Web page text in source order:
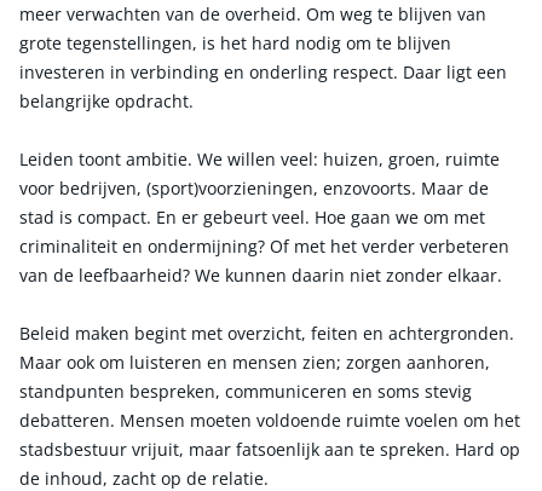
meer verwachten van de overheid. Om weg te blijven van
grote tegenstellingen, is het hard nodig om te blijven
investeren in verbinding en onderling respect. Daar ligt een
belangrijke opdracht.
Leiden toont ambitie. We willen veel: huizen, groen, ruimte
voor bedrijven, (sport)voorzieningen, enzovoorts. Maar de
stad is compact. En er gebeurt veel. Hoe gaan we om met
criminaliteit en ondermijning? Of met het verder verbeteren
van de leefbaarheid? We kunnen daarin niet zonder elkaar.
Beleid maken begint met overzicht, feiten en achtergronden.
Maar ook om luisteren en mensen zien; zorgen aanhoren,
standpunten bespreken, communiceren en soms stevig
debatteren. Mensen moeten voldoende ruimte voelen om het
stadsbestuur vrijuit, maar fatsoenlijk aan te spreken. Hard op
de inhoud, zacht op de relatie.